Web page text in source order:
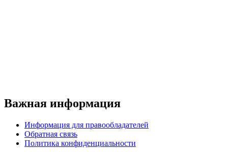
Важная информация
Информация для правообладателей
Обратная связь
Политика конфиденциальности